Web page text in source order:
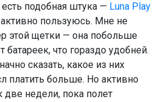
подобная штука — Luna Play
активно пользуюсь. Мне не
этой щетки — она побольше
батареек, что гораздо удобней.
сказать, какое из них
платить больше. Но активно
две недели, пока полет